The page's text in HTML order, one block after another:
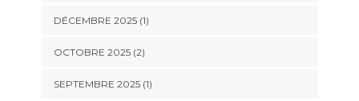
DÉCEMBRE 2025(1)
OCTOBRE 2025(2)
SEPTEMBRE 2025(1)